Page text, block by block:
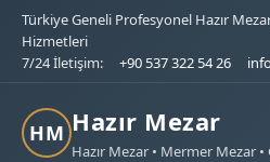
Türkiye Geneli Profesyonel Hazır
Hizmetleri
7/24 İletişim:
+90 537 322 54 26
HM Hazır Mezar
Hazır Mezar • Mermer Mezar